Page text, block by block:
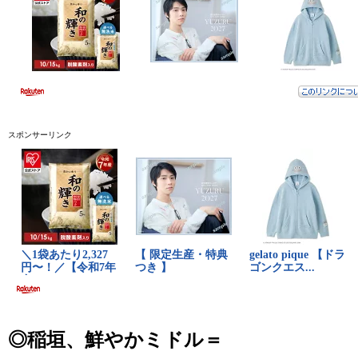
スポンサーリンク
◎稲垣、鮮やかミドル＝